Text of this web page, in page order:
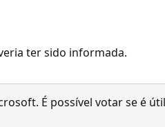
ter sido informada.
É possível votar se é